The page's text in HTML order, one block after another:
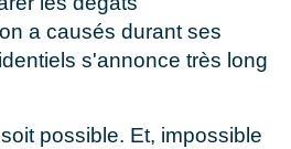
a causés durant ses
s'annonce très long
possible. Et, impossible